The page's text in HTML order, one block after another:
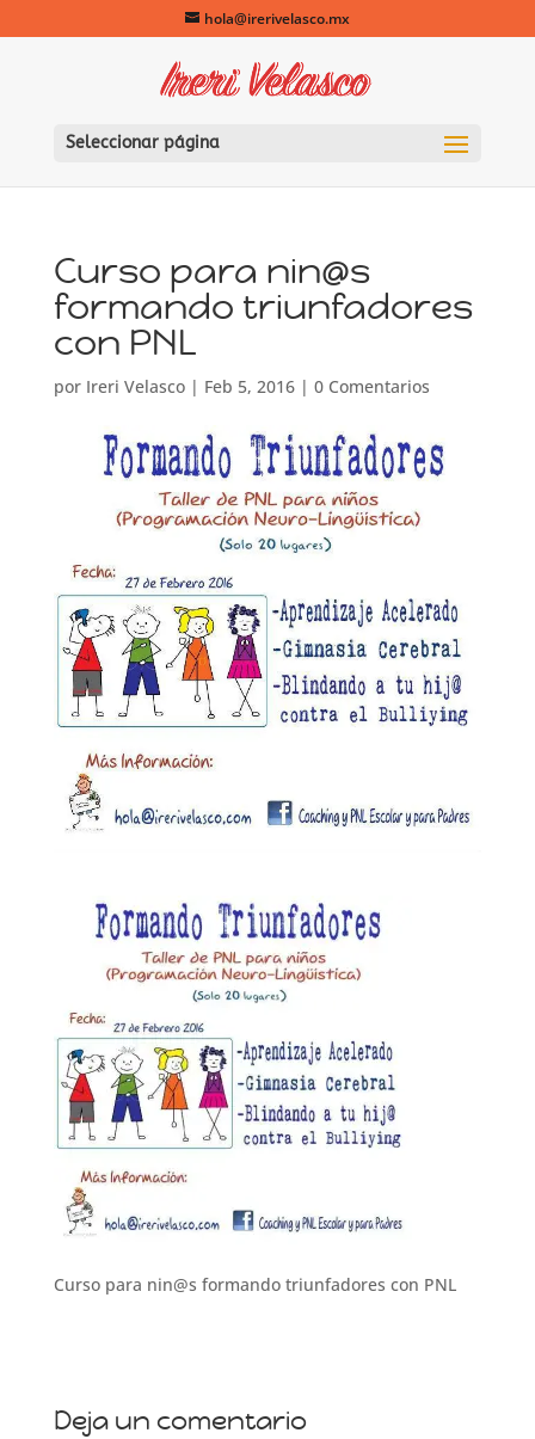
hola@irerivelasco.mx
Seleccionar página
Curso para nin@s
formando triunfadores
con PNL
por Ireri Velasco| Feb 5, 2016| 0 Comentarios
Curso para nin@s formando triunfadores con PNL
Deja un comentario